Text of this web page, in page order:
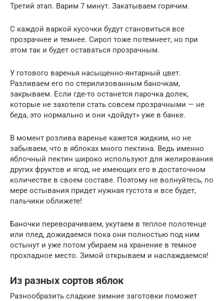
Третий этап. Варим 7 минут. Закатываем горячим.
С каждой варкой кусочки будут становиться все
прозрачнее и темнее. Сироп тоже потемнеет, но при
этом так и будет оставаться прозрачным.
У готового варенья насыщенно-янтарный цвет.
Разливаем его по стерилизованным баночкам,
закрываем. Если где-то останется парочка долек,
которые не захотели стать совсем прозрачными — не
беда, это нормально и они «дойдут» уже в банке.
В момент розлива варенье кажется жидким, но не
забываем, что в яблоках много пектина. Ведь именно
яблочный пектин широко используют для желирования
других фруктов и ягод, не имеющих его в достаточном
количестве в своем составе. Поэтому не волнуйтесь, по
мере остывания придет нужная густота и все будет,
пальчики оближете!
Баночки переворачиваем, укутаем в теплое полотенце
или плед, дожидаемся пока они полностью под ним
остынут и уже потом убираем на хранение в темное
прохладное место. Зимой открываем и наслаждаемся!
Из разных сортов яблок
Разнообразить сладкие зимние заготовки поможет